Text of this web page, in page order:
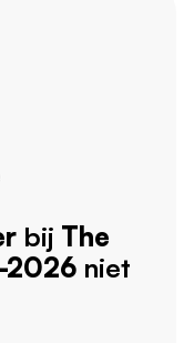
bij The
2026 niet